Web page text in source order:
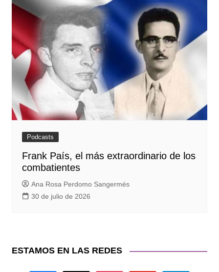
Podcasts
Frank País, el más extraordinario de los
combatientes
Ana Rosa Perdomo Sangermés
30 de julio de 2026
ESTAMOS EN LAS REDES